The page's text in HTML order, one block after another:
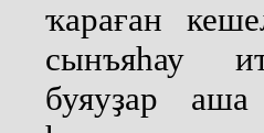
ҡараған
сынъяһау
буяуҙар аша